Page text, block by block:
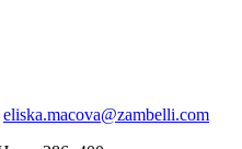
eliska.macova@zambelli.com